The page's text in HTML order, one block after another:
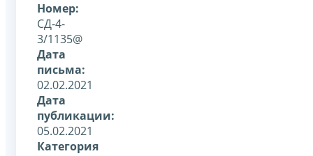
Номер:
СД-4-
3/1135@
Дата
письма:
02.02.2021
Дата
публикации:
05.02.2021
Категория